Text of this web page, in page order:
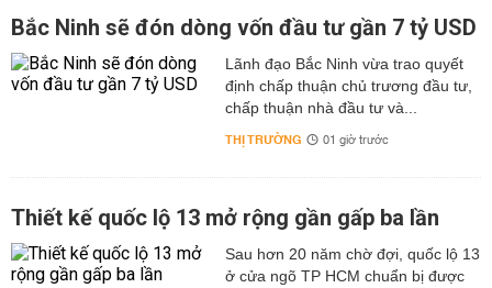
Bắc Ninh sẽ đón dòng vốn đầu tư gần 7 tỷ USD
Lãnh đạo Bắc Ninh vừa trao quyết
định chấp thuận chủ trương đầu tư,
chấp thuận nhà đầu tư và...
THỊ TRƯỜNG 01 giờ trước
Thiết kế quốc lộ 13 mở rộng gần gấp ba lần
Sau hơn 20 năm chờ đợi, quốc lộ 13
ở cửa ngõ TP HCM chuẩn bị được